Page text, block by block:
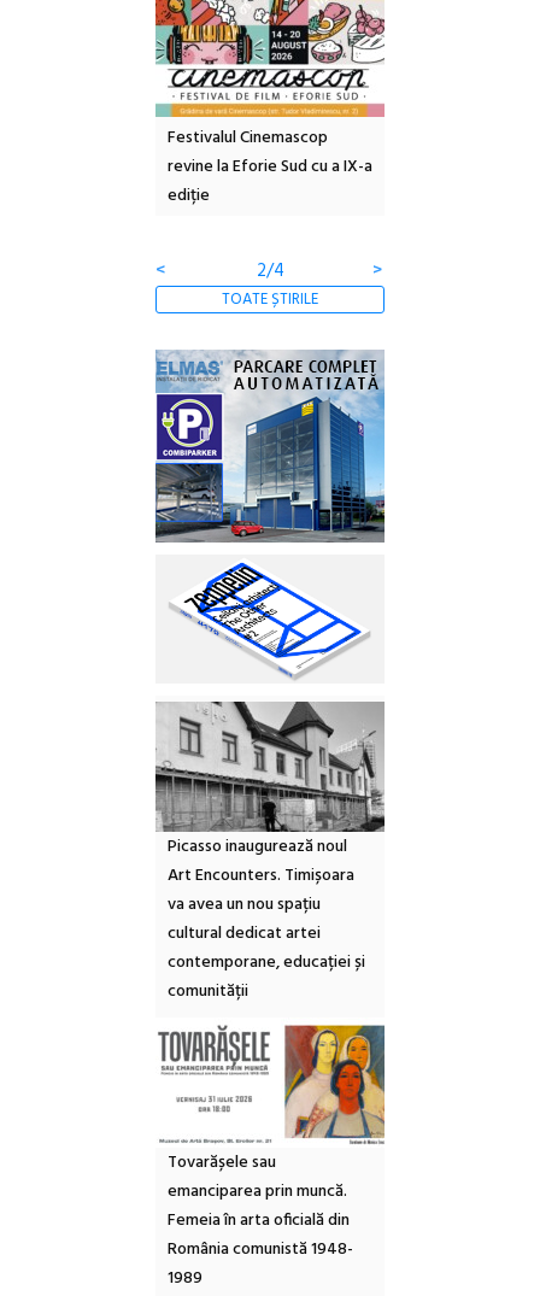
Festivalul Cinemascop
revine la Eforie Sud cu a IX-a
ediție
<
2/4 >
TOATE ȘTIRILE
Picasso inaugurează noul
Art Encounters. Timișoara
va avea un nou spațiu
cultural dedicat artei
contemporane, educației și
comunității
Tovarășele sau
emanciparea prin muncă.
Femeia în arta oficială din
România comunistă 1948-
1989